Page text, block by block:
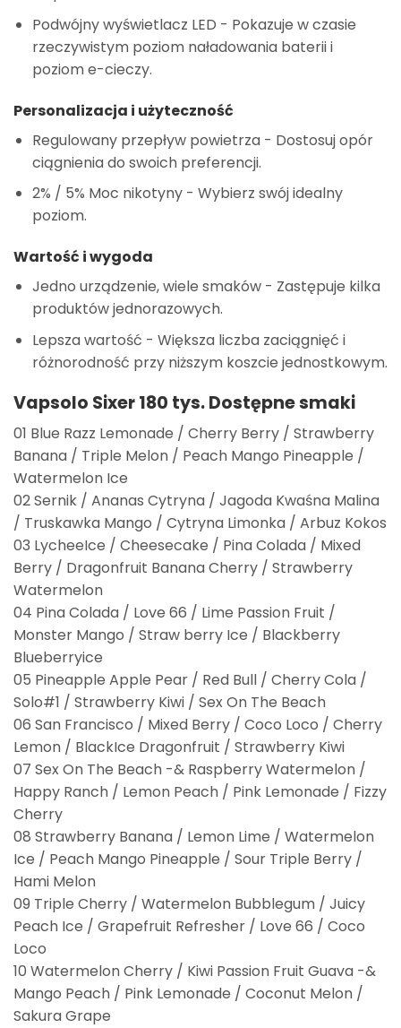
Podwójny wyświetlacz LED - Pokazuje w czasie
rzeczywistym poziom naładowania baterii i
poziom e-cieczy.
Personalizacja i użyteczność
Regulowany przepływ powietrza- Dostosuj opór
ciągnienia do swoich preferencji.
2% / 5% Moc nikotyny- Wybierz swój idealny
poziom.
Wartość i wygoda
Jedno urządzenie, wiele smaków- Zastępuje kilka
produktów jednorazowych.
Lepsza wartość - Większa liczba zaciągnięć i
różnorodność przy niższym koszcie jednostkowym.
Vapsolo Sixer 180 tys.Dostępne smaki
01 Blue Razz Lemonade / Cherry Berry / Strawberry
Banana / Triple Melon / Peach Mango Pineapple /
Watermelon Ice
02 Sernik / Ananas Cytryna / Jagoda Kwaśna Malina
/ Truskawka Mango / Cytryna Limonka / Arbuz Kokos
03 LycheeIce / Cheesecake / Pina Colada / Mixed
Berry / Dragonfruit Banana Cherry / Strawberry
Watermelon
04 Pina Colada / Love 66 / Lime Passion Fruit /
Monster Mango / Straw berry Ice / Blackberry
Blueberryice
05 Pineapple Apple Pear / Red Bull / Cherry Cola /
Solo#1 / Strawberry Kiwi / Sex On The Beach
06 San Francisco / Mixed Berry / Coco Loco / Cherry
Lemon / BlackIce Dragonfruit / Strawberry Kiwi
07 Sex On The Beach -& Raspberry Watermelon /
Happy Ranch / Lemon Peach / Pink Lemonade / Fizzy
Cherry
08 Strawberry Banana / Lemon Lime / Watermelon
Ice / Peach Mango Pineapple / Sour Triple Berry /
Hami Melon
09 Triple Cherry / Watermelon Bubblegum / Juicy
Peach Ice / Grapefruit Refresher / Love 66 / Coco
Loco
10 Watermelon Cherry / Kiwi Passion Fruit Guava -&
Mango Peach / Pink Lemonade / Coconut Melon /
Sakura Grape